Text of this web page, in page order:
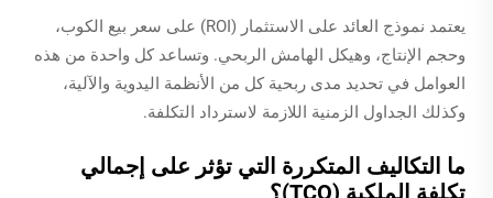
يعتمد نموذج العائد على الاستثمار (ROI) على سعر بيع الكوب،
وحجم الإنتاج، وهيكل الهامش الربحي. وتساعد كل واحدة من هذه
العوامل في تحديد مدى ربحية كل من الأنظمة اليدوية والآلية،
وكذلك الجداول الزمنية اللازمة لاسترداد التكلفة.
ما التكاليف المتكررة التي تؤثر على إجمالي
تكلفة الملكية (TCO)؟